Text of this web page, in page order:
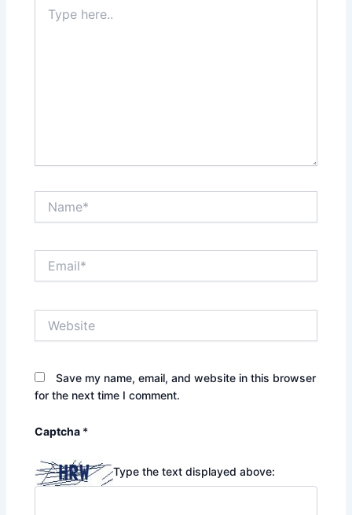
here..
Save my name, email, and website in this browser
for the next time I comment.
Captcha *
Type the text displayed above: